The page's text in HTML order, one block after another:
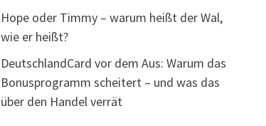
Hope oder Timmy – warum heißt der Wal,
wie er heißt?
DeutschlandCard vor dem Aus: Warum das
Bonusprogramm scheitert – und was das
über den Handel verrät